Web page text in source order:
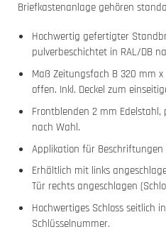
Briefkastenanlage gehören
Hochwertig gefertigter
pulverbeschichtet in RAL/DB
Maß Zeitungsfach B 320 mm
offen. Inkl. Deckel zum
Frontblenden 2 mm Edelstahl,
nach Wahl.
Applikation für Beschriftungen
Erhältlich mit links
Tür rechts angeschlagen
Hochwertiges Schloss seitlich
Schlüsselnummer.